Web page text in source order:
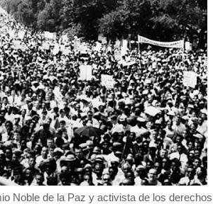
Noble de la Paz y activista de los derechos